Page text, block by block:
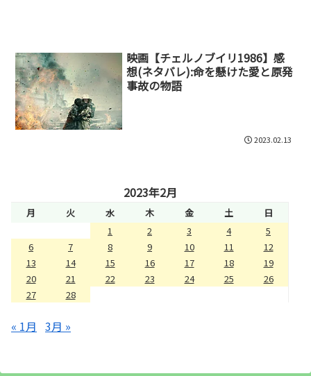
映画【チェルノブイリ1986】感
想(ネタバレ):命を懸けた愛と原発
事故の物語
2023.02.13
2023年2月
月 火 水 木 金 土
日
1
2 3 4
5
6
7 8 9 10 11
12
13
14 15 16 17 18
19
20
21 22 23 24 25
26
27
28
« 1月 3月 »